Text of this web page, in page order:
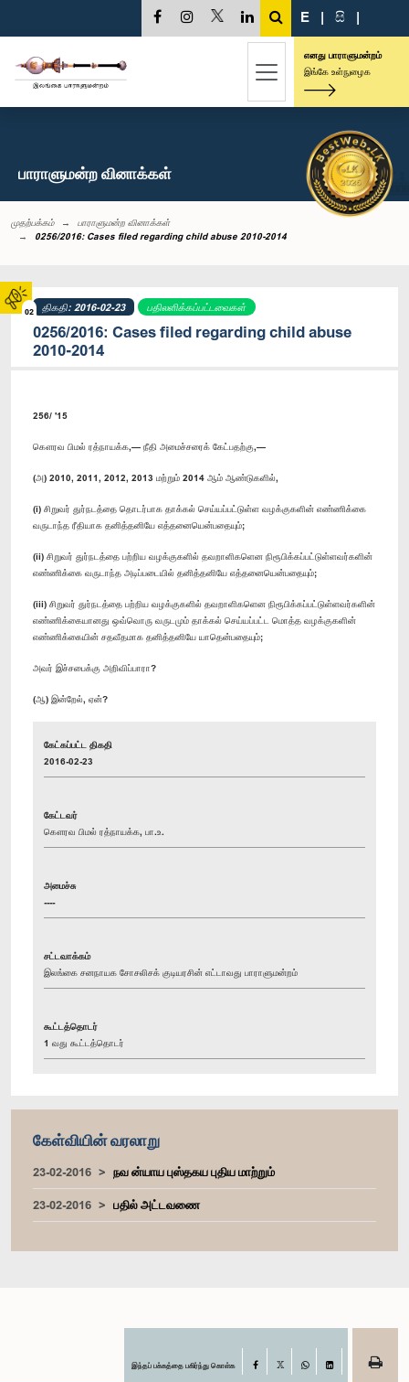
02
E | සි |
எனது பாராளுமன்றம்
இங்கே உள்நுழைக
பாராளுமன்ற வினாக்கள்
முதற்பக்கம்
பாராளுமன்ற வினாக்கள்
0256/2016: Cases filed regarding child abuse 2010-2014
திகதி: 2016-02-23 பதிலளிக்கப்பட்டவைகள்
0256/2016: Cases filed regarding child abuse
2010-2014
256/ '15
கௌரவ பிமல் ரத்நாயக்க,— நீதி அமைச்சரைக் கேட்பதற்கு,—
(அ) 2010, 2011, 2012, 2013 மற்றும் 2014 ஆம் ஆண்டுகளில்,
(i) சிறுவர் துர்நடத்தை தொடர்பாக தாக்கல் செய்யப்பட்டுள்ள வழக்குகளின் எண்ணிக்கை
வருடாந்த ரீதியாக தனித்தனியே எத்தனையென்பதையும்;
(ii) சிறுவர் துர்நடத்தை பற்றிய வழக்குகளில் தவறாளிகளென நிரூபிக்கப்பட்டுள்ளவர்களின்
எண்ணிக்கை வருடாந்த அடிப்படையில் தனித்தனியே எத்தனையென்பதையும்;
(iii) சிறுவர் துர்நடத்தை பற்றிய வழக்குகளில் தவறாளிகளென நிரூபிக்கப்பட்டுள்ளவர்களின்
எண்ணிக்கையானது ஒவ்வொரு வருடமும் தாக்கல் செய்யப்பட்ட மொத்த வழக்குகளின்
எண்ணிக்கையின் சதவீதமாக தனித்தனியே யாதென்பதையும்;
அவர் இச்சபைக்கு அறிவிப்பாரா?
(ஆ) இன்றேல், ஏன்?
கேட்கப்பட்ட திகதி
2016-02-23
கேட்டவர்
கௌரவ பிமல் ரத்நாயக்க, பா.உ.
அமைச்சு
----
சட்டவாக்கம்
இலங்கை சனநாயக சோசலிசக் குடியரசின் எட்டாவது பாராளுமன்றம்
கூட்டத்தொடர்
1 வது கூட்டத்தொடர்
கேள்வியின் வரலாறு
23-02-2016
நவ ன்யாய புஸ்தகய புதிய மாற்றும்
23-02-2016
பதில் அட்டவணை
இந்தப் பக்கத்தை பகிர்ந்து கொள்க Facebook